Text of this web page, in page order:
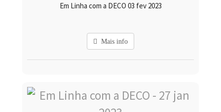
Em Linha com a DECO 03 fev 2023
Mais info